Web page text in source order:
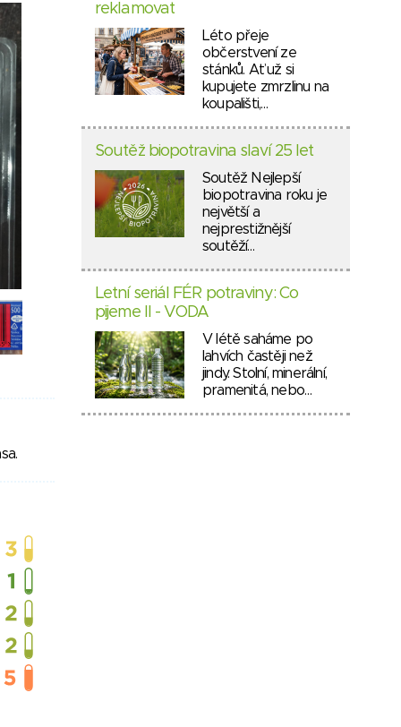
reklamovat
Léto přeje
občerstvení ze
stánků. Ať už si
kupujete zmrzlinu na
koupališti,…
Soutěž biopotravina slaví 25 let
Soutěž Nejlepší
biopotravina roku je
největší a
nejprestižnější
soutěží…
Letní seriál FÉR potraviny: Co
pijeme II - VODA
V létě saháme po
lahvích častěji než
jindy. Stolní, minerální,
pramenitá, nebo…